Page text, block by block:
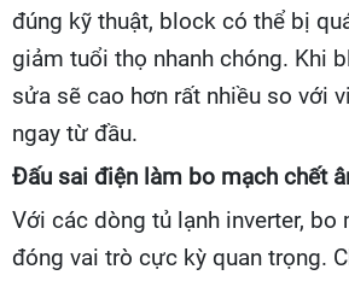
đúng kỹ thuật, block có thể bị
giảm tuổi thọ nhanh chóng. Khi
sửa sẽ cao hơn rất nhiều so với
ngay từ đầu.
Đấu sai điện làm bo mạch chết
Với các dòng tủ lạnh inverter, bo
đóng vai trò cực kỳ quan trọng.